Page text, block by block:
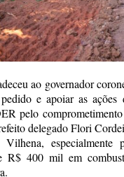
ao governador
e apoiar as ações
pelo
delegado Flori
especialmente
R$ 400 mil em